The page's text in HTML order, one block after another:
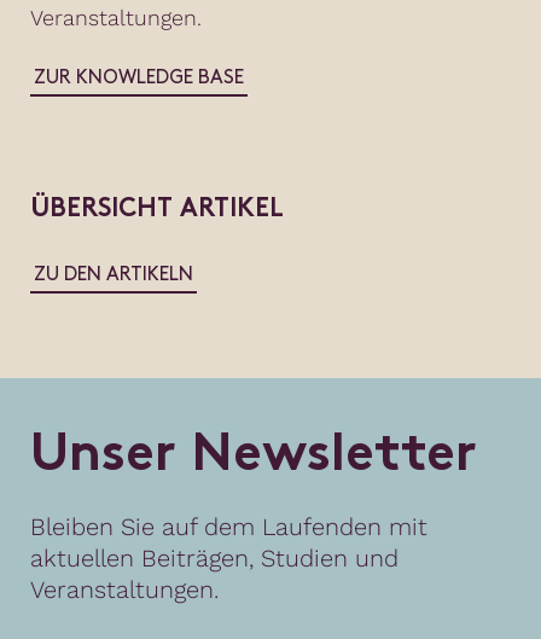
Veranstaltungen.
ZUR KNOWLEDGE BASE
ÜBERSICHT ARTIKEL
ZU DEN ARTIKELN
Unser Newsletter
Bleiben Sie auf dem Laufenden mit
aktuellen Beiträgen, Studien und
Veranstaltungen.